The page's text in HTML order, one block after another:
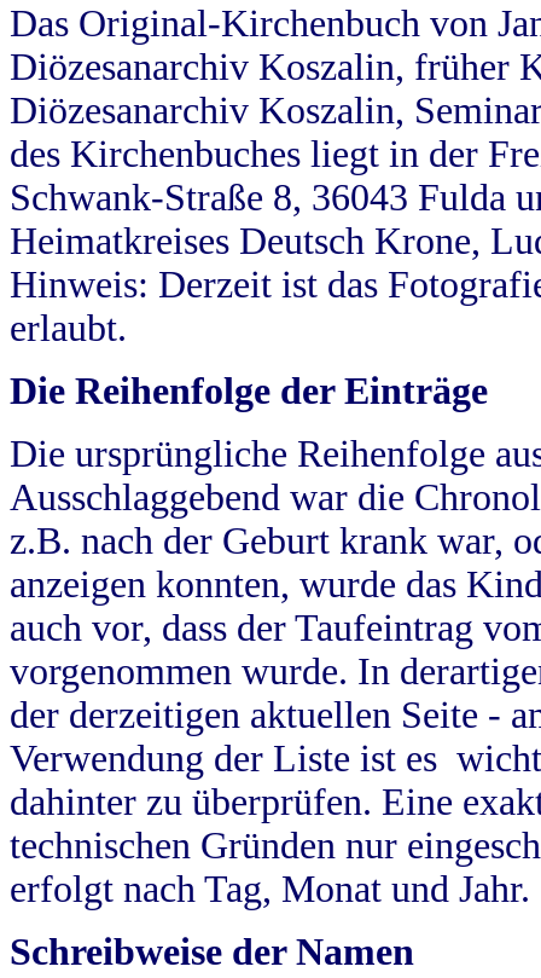
Das Original-Kirchenbuch von
Diözesanarchiv Koszalin, früher
Diözesanarchiv Koszalin,
des Kirchenbuches liegt in der
Schwank-Straße 8, 36043 Fulda
Heimatkreises Deutsch Krone,
Hinweis: Derzeit ist das
erlaubt.
Die Reihenfolge der Einträge
Die ursprüngliche Reihenfolge
Ausschlaggebend war die
z.B. nach der Geburt krank war,
anzeigen konnten, wurde das
auch vor, dass der Taufeintrag
vorgenommen wurde. In
der derzeitigen aktuellen Seite -
Verwendung der Liste ist es
dahinter zu überprüfen. Eine
technischen Gründen nur
erfolgt nach Tag, Monat und Jahr.
Schreibweise der Namen